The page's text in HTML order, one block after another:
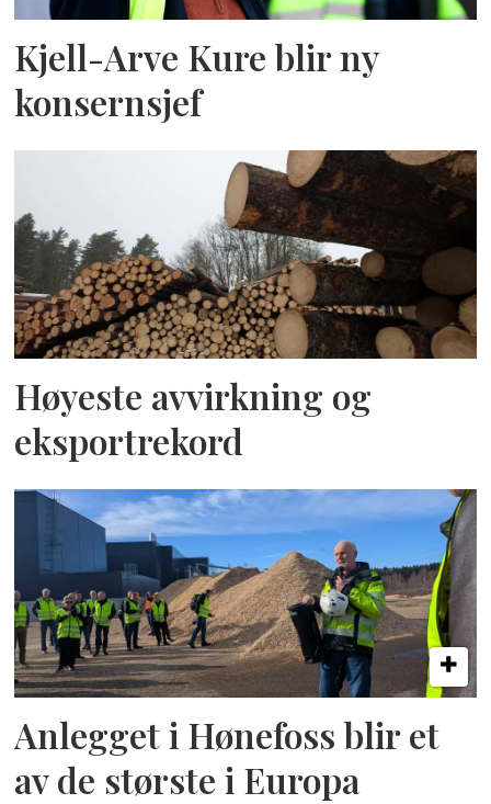
Kjell-Arve Kure blir ny
konsernsjef
Høyeste avvirkning og
eksportrekord
Anlegget i Hønefoss blir et
av de største i Europa